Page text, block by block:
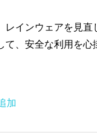
レインウェアを見直
て、安全な利用を心
加